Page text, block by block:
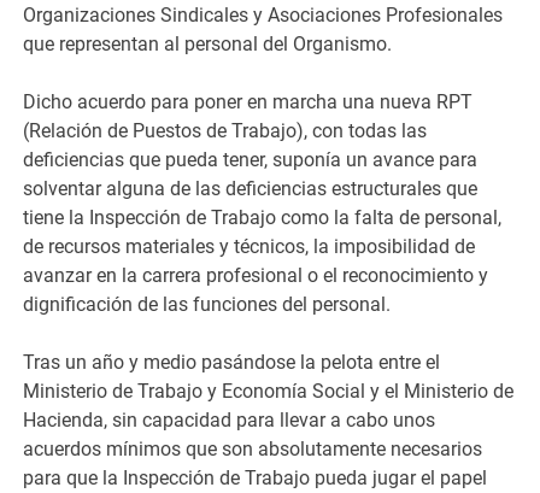
Organizaciones Sindicales y Asociaciones Profesionales
que representan al personal del Organismo.
Dicho acuerdo para poner en marcha una nueva RPT
(Relación de Puestos de Trabajo), con todas las
deficiencias que pueda tener, suponía un avance para
solventar alguna de las deficiencias estructurales que
tiene la Inspección de Trabajo como la falta de personal,
de recursos materiales y técnicos, la imposibilidad de
avanzar en la carrera profesional o el reconocimiento y
dignificación de las funciones del personal.
Tras un año y medio pasándose la pelota entre el
Ministerio de Trabajo y Economía Social y el Ministerio de
Hacienda, sin capacidad para llevar a cabo unos
acuerdos mínimos que son absolutamente necesarios
para que la Inspección de Trabajo pueda jugar el papel